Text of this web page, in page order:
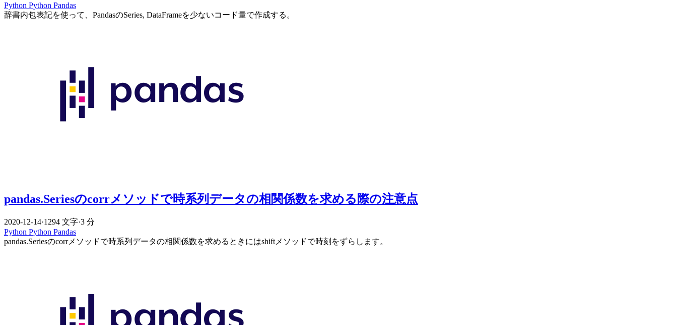
Python Python Pandas
辞書内包表記を使って、PandasのSeries, DataFrameを少ないコード量で作成する。
pandas.Seriesのcorrメソッドで時系列データの相関係数を求める際の注意点
2020-12-14·1294 文字·3 分
Python Python Pandas
pandas.Seriesのcorrメソッドで時系列データの相関係数を求めるときにはshiftメソッドで時刻をずらします。